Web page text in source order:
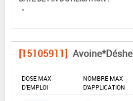
-
[15105911]
DOSE MAX
D'EMPLOI
NOMBRE MAX
D'APPLICATION